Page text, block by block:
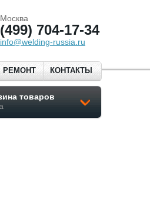
Москва
(499) 704-17-34
info@welding-russia.ru
РЕМОНТ КОНТАКТЫ
товаров